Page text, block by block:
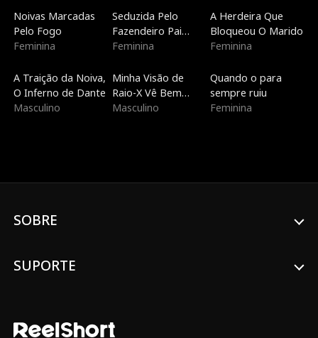
Noivas Marcadas
Pelo Fogo
Feminina
Seduzida Pelo
Fazendeiro Pai
Solteiro
Feminina
A Herdeira Que
Bloqueou O Marido
Feminina
A Traição da Noiva,
O Inferno de Dante
Masculino
Minha Visão de
Raio-X Vê Bem
Através de Você
Masculino
Quando o para
sempre ruiu
Feminina
SOBRE
SUPORTE